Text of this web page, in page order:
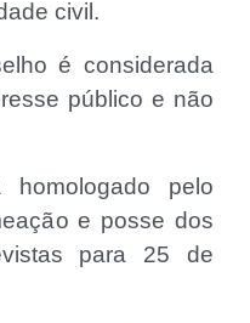
civil.
é considerada
público e não
pelo
e posse dos
para 25 de